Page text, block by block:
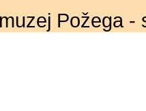
Požega -